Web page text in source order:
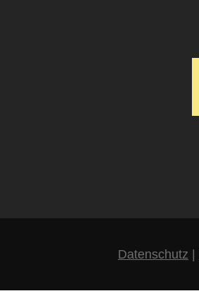
Datenschutz